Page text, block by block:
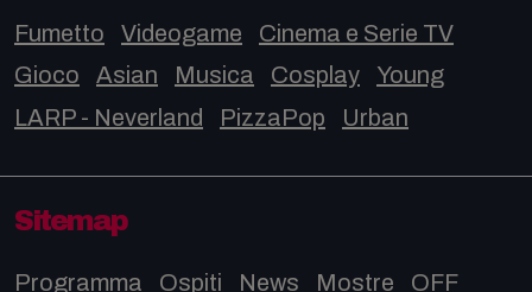
Fumetto Videogame
Cinema e Serie TV
Gioco
Asian Musica Cosplay
Young
LARP - Neverland
PizzaPop Urban
Sitemap
Programma Ospiti News Mostre
OFF